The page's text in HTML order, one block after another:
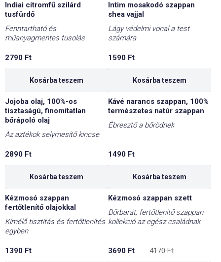
Indiai citromfű szilárd
tusfürdő
Fenntartható és
műanyagmentes tusolás
2790 Ft
Kosárba teszem
Intim mosakodó szappan
shea vajjal
Lágy védelmi vonal a test
számára
1590 Ft
Kosárba teszem
Jojoba olaj, 100%-os
tisztaságú, finomítatlan
bőrápoló olaj
Az aztékok selymesítő kincse
2890 Ft
Kosárba teszem
Kávé narancs szappan, 100%
természetes natúr szappan
Ébresztő a bőrödnek
1490 Ft
Kosárba teszem
Kézmosó szappan
fertőtlenítő olajokkal
Kímélő tisztítás és fertőtlenítés
egyben
1390 Ft
Kézmosó szappan szett
Bőrbarát, fertőtlenítő szappan
kollekció az egész családnak
4170Ft
price
3690 Ft
price